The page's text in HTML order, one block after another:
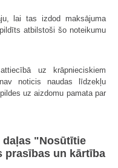
lai tas izdod maksājuma
atbilstoši šo noteikumu
uz krāpnieciskiem
noticis naudas līdzekļu
uz aizdomu pamata par
daļas "Nosūtītie
prasības un kārtība